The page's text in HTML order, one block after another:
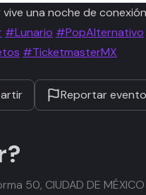
una noche de conexión
#Lunario #PopAlternativo
#TicketmasterMX
Reportar evento
50, CIUDAD DE MÉXICO